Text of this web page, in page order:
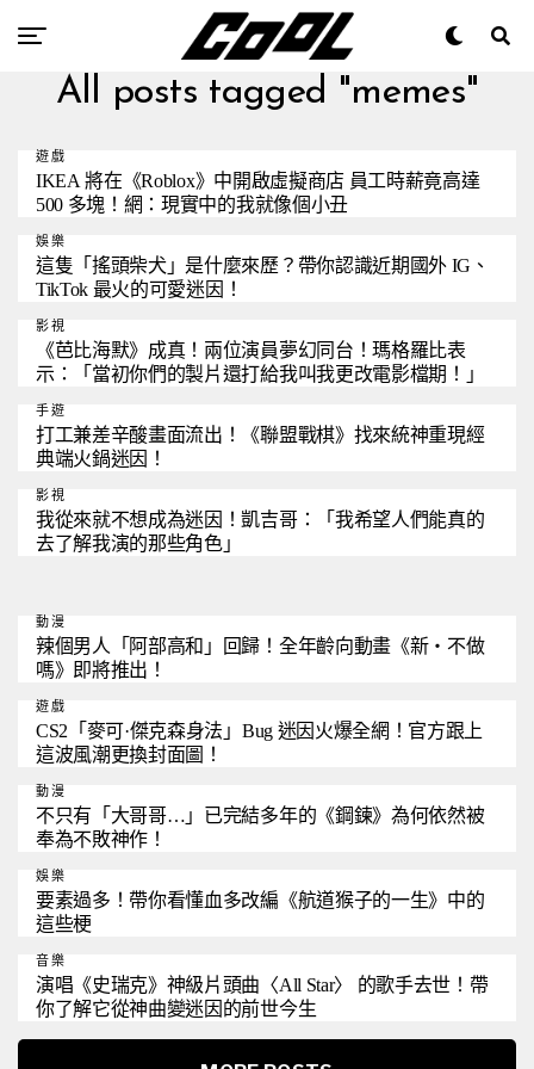
All posts tagged "memes"
遊戲
IKEA 將在《Roblox》中開啟虛擬商店 員工時薪竟高達
500 多塊！網：現實中的我就像個小丑
娛樂
這隻「搖頭柴犬」是什麼來歷？帶你認識近期國外 IG、
TikTok 最火的可愛迷因！
影視
《芭比海默》成真！兩位演員夢幻同台！瑪格羅比表
示：「當初你們的製片還打給我叫我更改電影檔期！」
手遊
打工兼差辛酸畫面流出！《聯盟戰棋》找來統神重現經
典端火鍋迷因！
影視
我從來就不想成為迷因！凱吉哥：「我希望人們能真的
去了解我演的那些角色」
動漫
辣個男人「阿部高和」回歸！全年齡向動畫《新・不做
嗎》即將推出！
遊戲
CS2「麥可·傑克森身法」Bug 迷因火爆全網！官方跟上
這波風潮更換封面圖！
動漫
不只有「大哥哥…」已完結多年的《鋼鍊》為何依然被
奉為不敗神作！
娛樂
要素過多！帶你看懂血多改編《航道猴子的一生》中的
這些梗
音樂
演唱《史瑞克》神級片頭曲〈All Star〉 的歌手去世！帶
你了解它從神曲變迷因的前世今生